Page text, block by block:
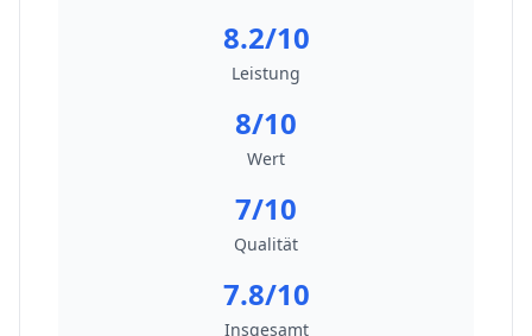
8.2/10
Leistung
8/10
Wert
7/10
Qualität
7.8/10
Insgesamt